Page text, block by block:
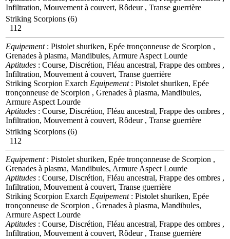
Infiltration, Mouvement à couvert, Rôdeur , Transe guerrière
Striking Scorpions (6)
112
Equipement: Pistolet shuriken, Epée tronçonneuse de Scorpion ,
Grenades à plasma, Mandibules, Armure Aspect Lourde
Aptitudes : Course, Discrétion, Fléau ancestral, Frappe des ombres ,
Infiltration, Mouvement à couvert, Transe guerrière
Striking Scorpion Exarch Equipement: Pistolet shuriken, Epée
tronçonneuse de Scorpion , Grenades à plasma, Mandibules,
Armure Aspect Lourde
Aptitudes : Course, Discrétion, Fléau ancestral, Frappe des ombres ,
Infiltration, Mouvement à couvert, Rôdeur , Transe guerrière
Striking Scorpions (6)
112
Equipement: Pistolet shuriken, Epée tronçonneuse de Scorpion ,
Grenades à plasma, Mandibules, Armure Aspect Lourde
Aptitudes : Course, Discrétion, Fléau ancestral, Frappe des ombres ,
Infiltration, Mouvement à couvert, Transe guerrière
Striking Scorpion Exarch Equipement: Pistolet shuriken, Epée
tronçonneuse de Scorpion , Grenades à plasma, Mandibules,
Armure Aspect Lourde
Aptitudes : Course, Discrétion, Fléau ancestral, Frappe des ombres ,
Infiltration, Mouvement à couvert, Rôdeur , Transe guerrière